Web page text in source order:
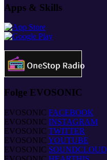
Apps & Skills
Folge EVOSONIC
EVOSONIC FACEBOOK
EVOSONIC INSTAGRAM
EVOSONIC TWITTER
EVOSONIC YOUTUBE
EVOSONIC SOUNDCLOUD